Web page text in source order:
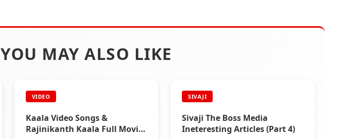
YOU MAY ALSO LIKE
VIDEO
Kaala Video Songs &
Rajinikanth Kaala Full Movie
SIVAJI
Sivaji The Boss Media
Ineteresting Articles (Part 4)